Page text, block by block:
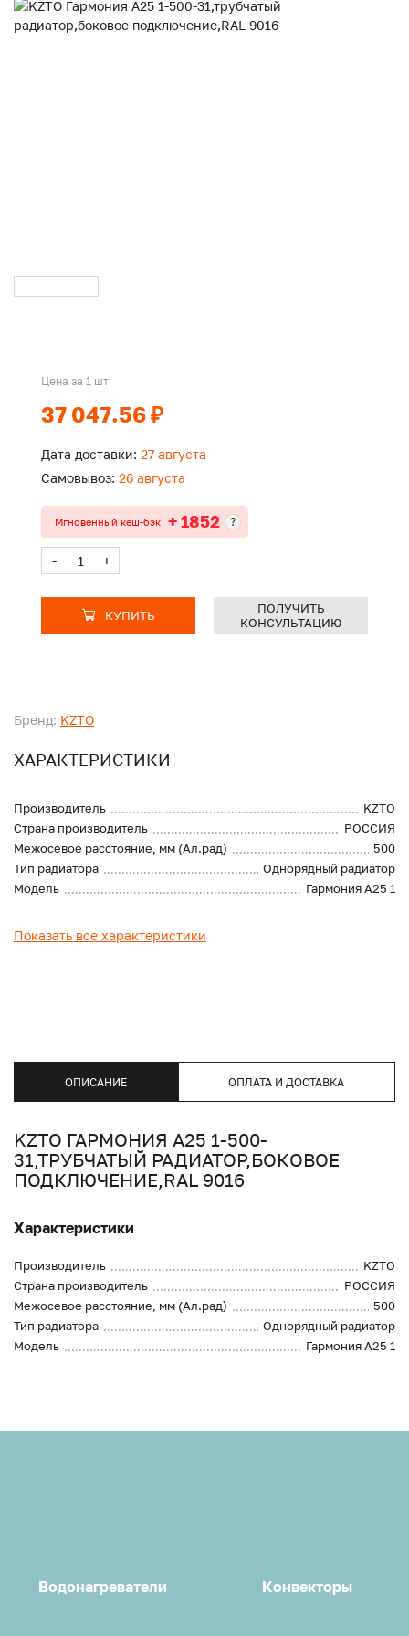
Бренд: KZTO
ХАРАКТЕРИСТИКИ
Производитель
KZTO
Страна производитель
РОССИЯ
Межосевое расстояние, мм (Ал.рад)
500
Тип радиатора
Однорядный радиатор
Модель
Гармония А25 1
Показать все характеристики
Цена за 1 шт
37 047.56 ₽
Дата доставки: 27 августа
Самовывоз: 26 августа
Мгновенный кеш-бэк + 1852 ?
- +
КУПИТЬ
ПОЛУЧИТЬ
КОНСУЛЬТАЦИЮ
ОПИСАНИЕ ОПЛАТА И ДОСТАВКА
KZTO ГАРМОНИЯ А25 1-500-
31,ТРУБЧАТЫЙ РАДИАТОР,БОКОВОЕ
ПОДКЛЮЧЕНИЕ,RAL 9016
Характеристики
Производитель
KZTO
Страна производитель
РОССИЯ
Межосевое расстояние, мм (Ал.рад)
500
Тип радиатора
Однорядный радиатор
Модель
Гармония А25 1
Водонагреватели Конвекторы